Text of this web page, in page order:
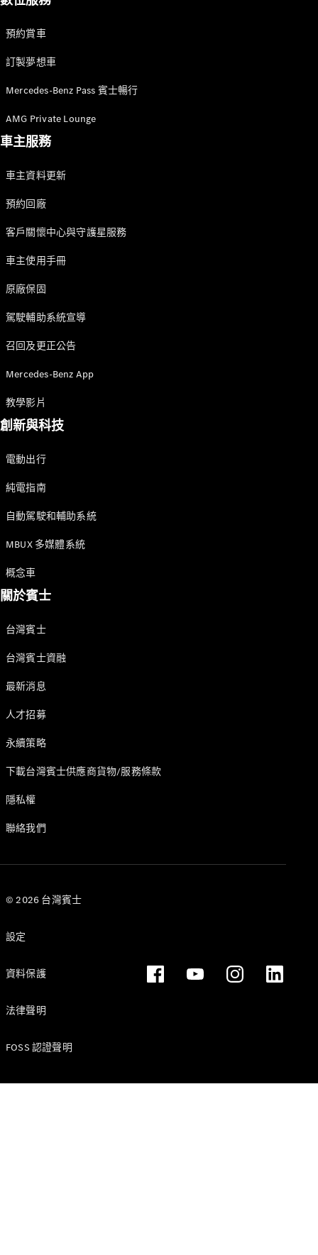
預約賞車
訂製夢想車
Mercedes-Benz Pass 賓士暢行
AMG Private Lounge
車主服務
車主資料更新
預約回廠
客戶關懷中心與守護星服務
車主使用手冊
原廠保固
駕駛輔助系統宣導
召回及更正公告
Mercedes-Benz App
教學影片
創新與科技
電動出行
純電指南
自動駕駛和輔助系統
MBUX 多媒體系統
概念車
關於賓士
台灣賓士
台灣賓士資融
最新消息
人才招募
永續策略
下載台灣賓士供應商貨物/服務條款
隱私權
聯絡我們
© 2026 台灣賓士
設定
資料保護
法律聲明
FOSS 認證聲明